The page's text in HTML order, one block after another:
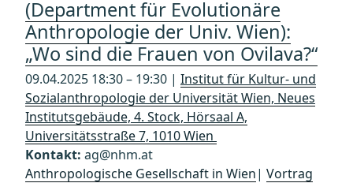
(Department für Evolutionäre
Anthropologie der Univ. Wien):
„Wo sind die Frauen von Ovilava?“
09.04.2025 18:30 – 19:30 | Institut für Kultur- und
Sozialanthropologie der Universität Wien, Neues
Institutsgebäude, 4. Stock, Hörsaal A,
Universitätsstraße 7, 1010 Wien
Kontakt: ag@nhm.at
Anthropologische Gesellschaft in Wien| Vortrag